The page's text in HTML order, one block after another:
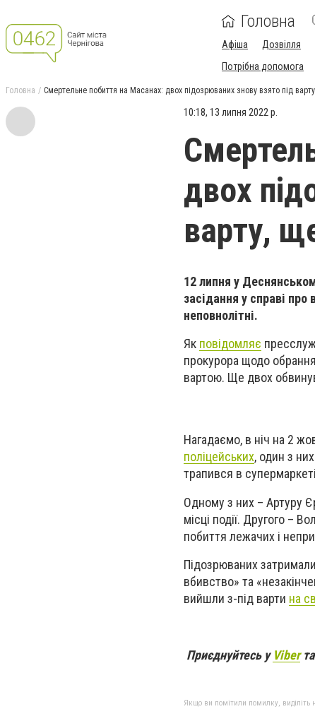
Головна
Афіша Дозвілля
Потрібна допомога
Головна Смертельне побиття на Масанах: двох підозрюваних знову взято під
10:18, 13 липня 2022 р.
двох
варту,
12 липня у
засідання у справі
неповнолітні.
Як повідомляє
прокурора щодо
вартою. Ще двох
Нагадаємо, в ніч на 2
поліцейських, один з
трапився в
Одному з них – Артуру
місці події. Другого –
побиття лежачих і
Підозрюваних
вбивство» та
вийшли з-під варти на
Приєднуйтесь у Viberта
Якщо ви помітили помилку, виділіть